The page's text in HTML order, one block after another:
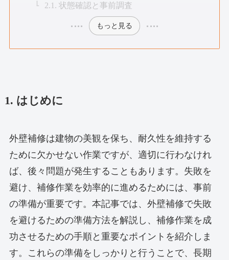
2.1. 状態確認と事前調査
もっと見る
1. はじめに
外壁補修は建物の美観を保ち、耐久性を維持する
ために欠かせない作業ですが、適切に行わなけれ
ば、後々問題が発生することもあります。失敗を
避け、補修作業を効率的に進めるためには、事前
の準備が重要です。本記事では、外壁補修で失敗
を避けるための準備方法を解説し、補修作業を成
功させるための手順と重要なポイントを紹介しま
す。これらの準備をしっかりと行うことで、長期